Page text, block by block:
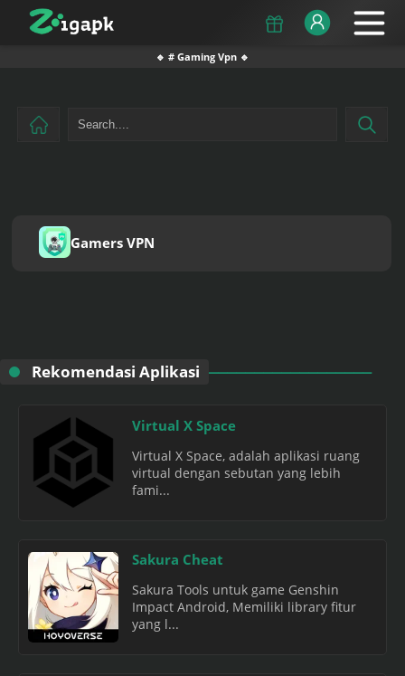
🔹 # Gaming Vpn 🔹
Gamers VPN
Rekomendasi Aplikasi
Virtual X Space
Virtual X Space, adalah aplikasi ruang
virtual dengan sebutan yang lebih
fami...
Sakura Cheat
Sakura Tools untuk game Genshin
Impact Android, Memiliki library fitur
yang l...